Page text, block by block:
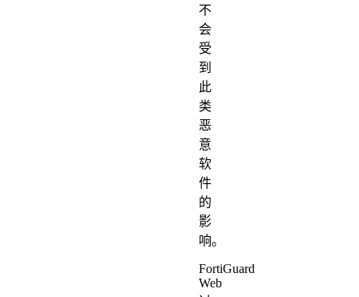
不
会
受
到
此
类
恶
意
软
件
的
影
响。
FortiGuard
Web